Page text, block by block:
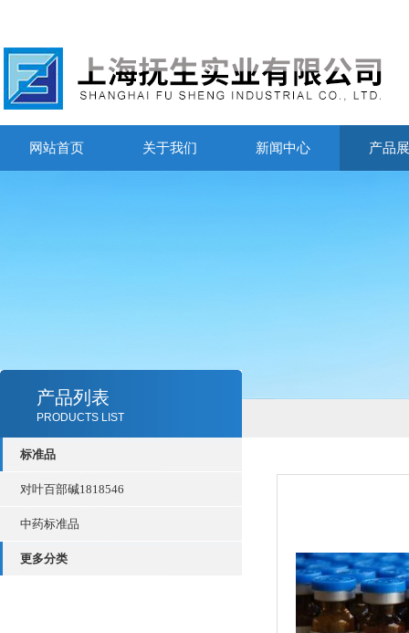
网站首页 关于我们 新闻中心 产品
产品列表
PRODUCTS LIST
标准品
对叶百部碱1818546
中药标准品
更多分类